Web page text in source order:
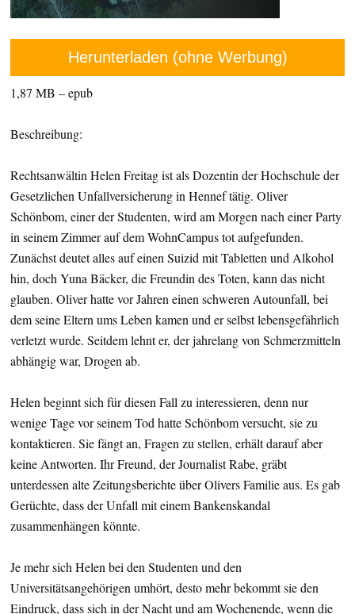
Herunterladen (ohne Werbung)
1,87 MB – epub
Beschreibung:
Rechtsanwältin Helen Freitag ist als Dozentin der Hochschule der
Gesetzlichen Unfallversicherung in Hennef tätig. Oliver
Schönbom, einer der Studenten, wird am Morgen nach einer Party
in seinem Zimmer auf dem WohnCampus tot aufgefunden.
Zunächst deutet alles auf einen Suizid mit Tabletten und Alkohol
hin, doch Yuna Bäcker, die Freundin des Toten, kann das nicht
glauben. Oliver hatte vor Jahren einen schweren Autounfall, bei
dem seine Eltern ums Leben kamen und er selbst lebensgefährlich
verletzt wurde. Seitdem lehnt er, der jahrelang von Schmerzmitteln
abhängig war, Drogen ab.
Helen beginnt sich für diesen Fall zu interessieren, denn nur
wenige Tage vor seinem Tod hatte Schönbom versucht, sie zu
kontaktieren. Sie fängt an, Fragen zu stellen, erhält darauf aber
keine Antworten. Ihr Freund, der Journalist Rabe, gräbt
unterdessen alte Zeitungsberichte über Olivers Familie aus. Es gab
Gerüchte, dass der Unfall mit einem Bankenskandal
zusammenhängen könnte.
Je mehr sich Helen bei den Studenten und den
Universitätsangehörigen umhört, desto mehr bekommt sie den
Eindruck, dass sich in der Nacht und am Wochenende, wenn die